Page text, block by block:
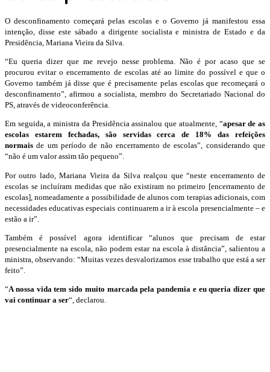
O desconfinamento começará pelas escolas e o Governo já manifestou essa
intenção, disse este sábado a dirigente socialista e ministra de Estado e da
Presidência, Mariana Vieira da Silva.
“Eu queria dizer que me revejo nesse problema. Não é por acaso que se
procurou evitar o encerramento de escolas até ao limite do possível e que o
Governo também já disse que é precisamente pelas escolas que recomeçará o
desconfinamento”, afirmou a socialista, membro do Secretariado Nacional do
PS, através de videoconferência.
Em seguida, a ministra da Presidência assinalou que atualmente, “apesar de as
escolas estarem fechadas, são servidas cerca de 18% das refeições
normais de um período de não encerramento de escolas”, considerando que
“não é um valor assim tão pequeno”.
Por outro lado, Mariana Vieira da Silva realçou que “neste encerramento de
escolas se incluíram medidas que não existiram no primeiro [encerramento de
escolas], nomeadamente a possibilidade de alunos com terapias adicionais, com
necessidades educativas especiais continuarem a ir à escola presencialmente – e
estão a ir”.
Também é possível agora identificar “alunos que precisam de estar
presencialmente na escola, não podem estar na escola à distância”, salientou a
ministra, observando: “Muitas vezes desvalorizamos esse trabalho que está a ser
feito”.
“A nossa vida tem sido muito marcada pela pandemia e eu queria dizer que
vai continuar a ser“, declarou.